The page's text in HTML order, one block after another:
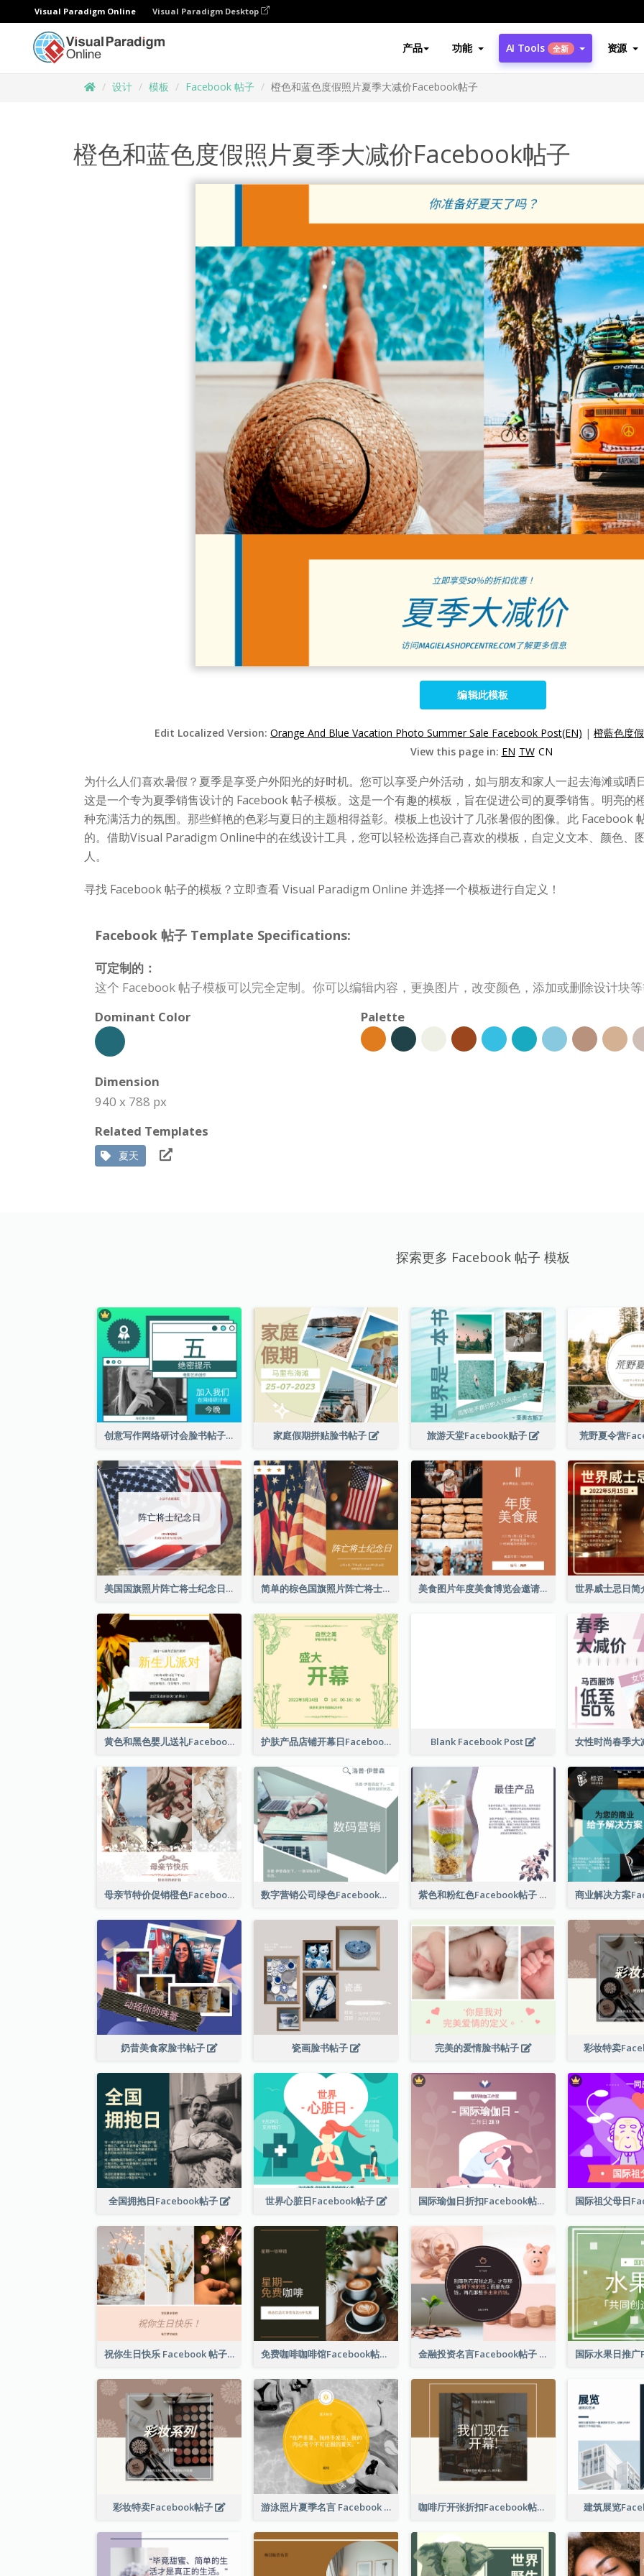
Visual Paradigm Online Visual Paradigm Desktop
产品 功能 AI Tools 全新 资源
设计 模板 Facebook 帖子 橙色和蓝色度假照片夏季大减价Facebook帖子
橙色和蓝色度假照片夏季大减价Facebook帖子
编辑此模板
Edit Localized Version: Orange And Blue Vacation Photo Summer Sale Facebook Post(EN) | 橙藍色度
View this page in: EN TW CN
为什么人们喜欢暑假？夏季是享受户外阳光的好时机。您可以享受户外活动，如与朋友和家人一起去海滩或
这是一个专为夏季销售设计的 Facebook 帖子模板。这是一个有趣的模板，旨在促进公司的夏季销售。明亮
种充满活力的氛围。那些鲜艳的色彩与夏日的主题相得益彰。模板上也设计了几张暑假的图像。此 Facebook
的。借助Visual Paradigm Online中的在线设计工具，您可以轻松选择自己喜欢的模板，自定义文本、颜色、
人。
寻找 Facebook 帖子的模板？立即查看 Visual Paradigm Online 并选择一个模板进行自定义！
Facebook 帖子 Template Specifications:
可定制的：
这个 Facebook 帖子模板可以完全定制。你可以编辑内容，更换图片，改变颜色，添加或删除设计块
Dominant Color
Palette
Dimension
940 x 788 px
Related Templates
夏天
探索更多 Facebook 帖子 模板
创意写作网络研讨会脸书帖子 家庭假期拼贴脸书帖子 旅游天堂Facebook贴子 荒野夏令营
美国国旗照片阵亡将士纪念日庆祝活动Facebook帖子 简单的棕色国旗照片阵亡将士纪念日Facebook帖子 美食图片年度美食博览会邀请函Facebook帖子
黄色和黑色婴儿送礼Facebook帖子 护肤产品店铺开幕日Facebook帖子 Blank Facebook Post
母亲节特价促销橙色Facebook帖子 数字营销公司绿色Facebook帖子 紫色和粉红色Facebook帖子
奶昔美食家脸书帖子 瓷画脸书帖子 完美的爱情脸书帖子 彩妆特卖
全国拥抱日Facebook帖子 世界心脏日Facebook帖子 国际瑜伽日折扣Facebook帖子
祝你生日快乐 Facebook 帖子 免费咖啡咖啡馆Facebook帖子 金融投资名言Facebook帖子
彩妆特卖Facebook帖子 游泳照片夏季名言 Facebook 帖子 咖啡厅开张折扣Facebook帖子 建筑展览